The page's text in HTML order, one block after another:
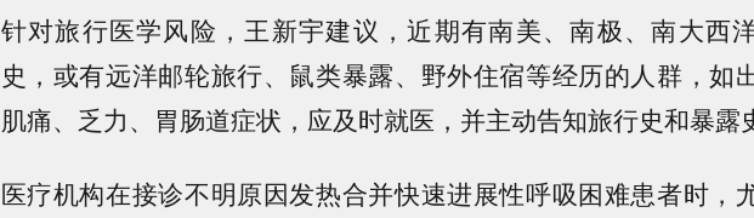
针对旅行医学风险，王新宇建议，近期有南美、南极、南大西
史，或有远洋邮轮旅行、鼠类暴露、野外住宿等经历的人群，如
肌痛、乏力、胃肠道症状，应及时就医，并主动告知旅行史和暴露
医疗机构在接诊不明原因发热合并快速进展性呼吸困难患者时，